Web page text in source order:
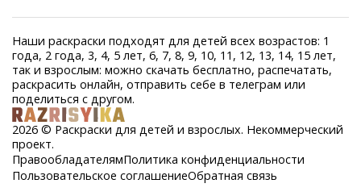
Наши раскраски подходят для детей всех возрастов: 1
года, 2 года, 3, 4, 5 лет, 6, 7, 8, 9, 10, 11, 12, 13, 14, 15 лет,
так и взрослым: можно скачать бесплатно, распечатать,
раскрасить онлайн, отправить себе в телеграм или
поделиться с другом.
2026 © Раскраски для детей и взрослых. Некоммерческий
проект.
ПравообладателямПолитика конфиденциальности
Пользовательское соглашениеОбратная связь